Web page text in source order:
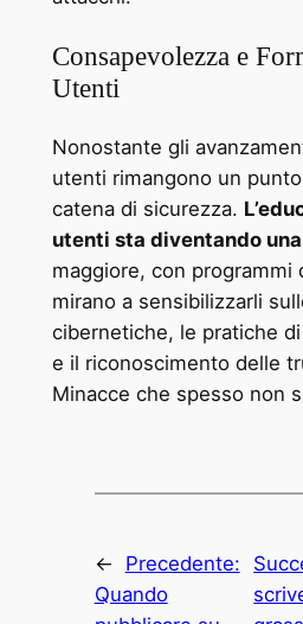
Consapevolezza e
Utenti
Nonostante gli
utenti rimangono un
catena di sicurezza.
utenti sta diventando
maggiore, con programmi
mirano a sensibilizzarli
cibernetiche, le pratiche
e il riconoscimento delle
Minacce che spesso non
←
Precedente:
Quando